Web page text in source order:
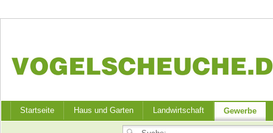
Startseite Haus und Garten Landwirtschaft Gewerbe